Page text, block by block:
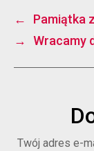
←
Pamiątka
→
Wracamy
Twój adres e-